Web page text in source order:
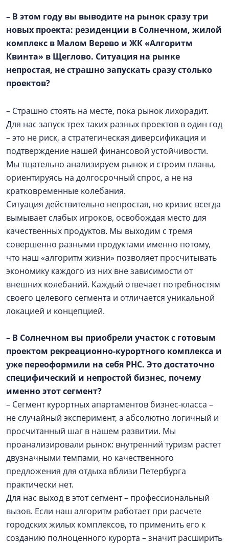
– В этом году вы выводите на рынок сразу три
новых проекта: резиденции в Солнечном, жилой
комплекс в Малом Верево и ЖК «Алгоритм
Квинта» в Щеглово. Ситуация на рынке
непростая, не страшно запускать сразу столько
проектов?
– Страшно стоять на месте, пока рынок лихорадит.
Для нас запуск трех таких разных проектов в один год
– это не риск, а стратегическая диверсификация и
подтверждение нашей финансовой устойчивости.
Мы тщательно анализируем рынок и строим планы,
ориентируясь на долгосрочный спрос, а не на
кратковременные колебания.
Ситуация действительно непростая, но кризис всегда
вымывает слабых игроков, освобождая место для
качественных продуктов. Мы выходим с тремя
совершенно разными продуктами именно потому,
что наш «алгоритм жизни» позволяет просчитывать
экономику каждого из них вне зависимости от
внешних колебаний. Каждый отвечает потребностям
своего целевого сегмента и отличается уникальной
локацией и концепцией.
– В Солнечном вы приобрели участок с готовым
проектом рекреационно-курортного комплекса и
уже переоформили на себя РНС. Это достаточно
специфический и непростой бизнес, почему
именно этот сегмент?
– Сегмент курортных апартаментов бизнес-класса –
не случайный эксперимент, а абсолютно логичный и
просчитанный шаг в нашем развитии. Мы
проанализировали рынок: внутренний туризм растет
двузначными темпами, но качественного
предложения для отдыха вблизи Петербурга
практически нет.
Для нас выход в этот сегмент – профессиональный
вызов. Если наш алгоритм работает при расчете
городских жилых комплексов, то применить его к
созданию полноценного курорта – значит расширить